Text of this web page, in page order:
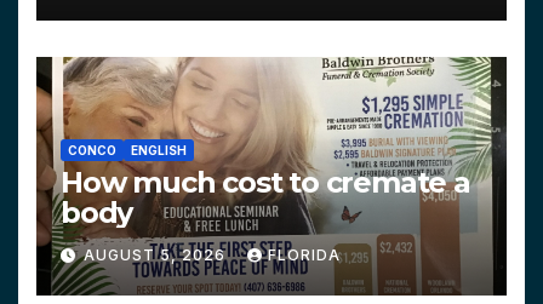
CONCO ENGLISH
How much cost to cremate a
body
AUGUST 5, 2026 FLORIDA